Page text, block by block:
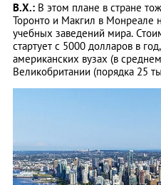
В.Х.: В этом плане в стране
Торонто и Макгил в Монреале
учебных заведений мира.
стартует с 5000 долларов в
американских вузах (в
Великобритании (порядка 25